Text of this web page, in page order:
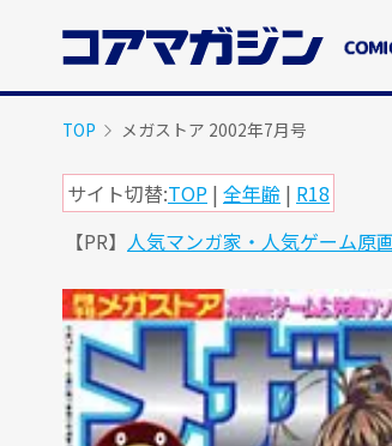
コ
TOP メガストア 2002年7月号
サイト切替:TOP | 全年齢 | R18
【PR】 人気マンガ家・人気ゲーム